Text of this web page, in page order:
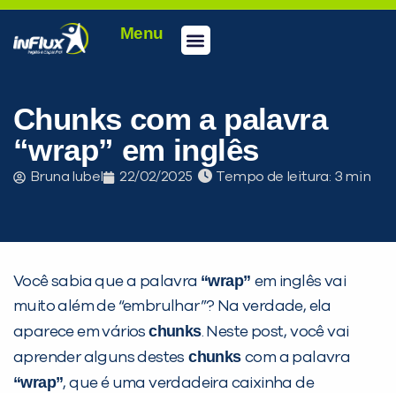
Menu
Chunks com a palavra
“wrap” em inglês
Bruna Iubel 22/02/2025 Tempo de leitura:
Você sabia que a palavra “wrap” em inglês vai
muito além de “embrulhar”? Na verdade, ela
aparece em várioschunks. Neste post, você vai
aprender alguns destes chunkscom a palavra
“wrap”, que é uma verdadeira caixinha de